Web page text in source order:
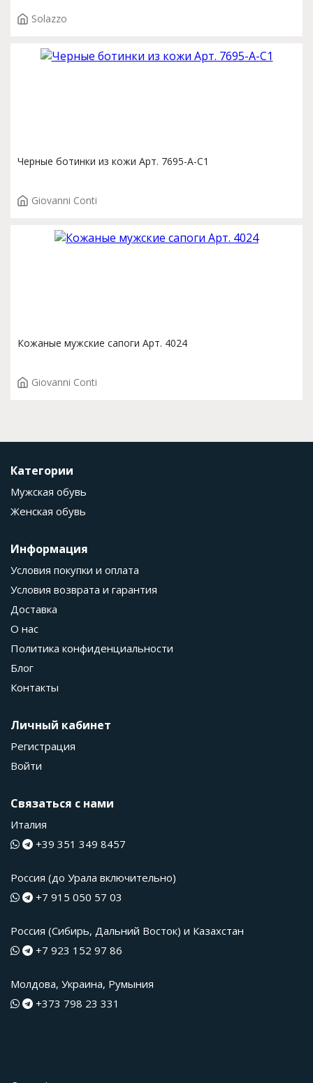
Solazzo
Черные ботинки из кожи Арт. 7695-A-C1
Giovanni Conti
Кожаные мужские сапоги Арт. 4024
Giovanni Conti
Категории
Мужская обувь
Женская обувь
Информация
Условия покупки и оплата
Условия возврата и гарантия
Доставка
О нас
Политика конфиденциальности
Блог
Контакты
Личный кабинет
Регистрация
Войти
Связаться с нами
Италия
+39 351 349 8457
Россия (до Урала включительно)
+7 915 050 57 03
Россия (Сибирь, Дальний Восток) и Казахстан
+7 923 152 97 86
Молдова, Украина, Румыния
+373 798 23 331